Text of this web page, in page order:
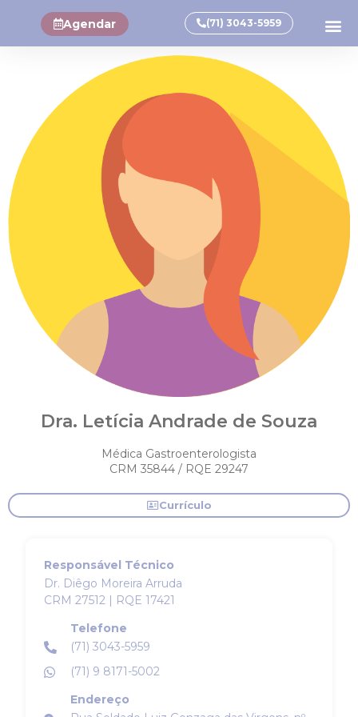
Agendar (71) 3043-5959
Dra. Letícia Andrade de Souza
Médica Gastroenterologista
CRM 35844 / RQE 29247
Currículo
Responsável Técnico
Dr. Diêgo Moreira Arruda
CRM 27512 | RQE 17421
Telefone
(71) 3043-5959
(71) 9 8171-5002
Endereço